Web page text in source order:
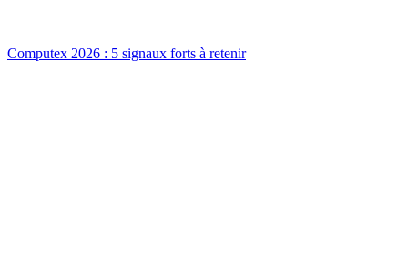
Computex 2026 : 5 signaux forts à retenir